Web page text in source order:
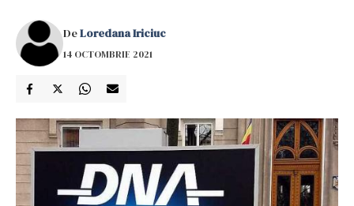
DeLoredana Iriciuc
14 OCTOMBRIE 2021